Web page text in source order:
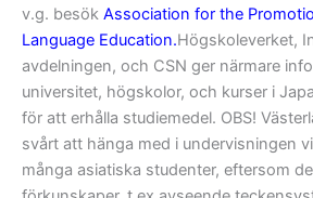
v.g. besök Association for the
Language Education.Högskoleverket,
avdelningen, och CSN ger närmare
universitet, högskolor, och kurser i
för att erhålla studiemedel. OBS!
svårt att hänga med i undervisningen
många asiatiska studenter, eftersom